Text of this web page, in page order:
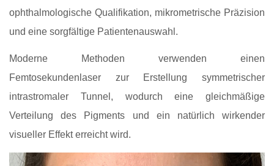
ophthalmologische Qualifikation, mikrometrische Präzision
und eine sorgfältige Patientenauswahl.
Moderne Methoden verwenden einen
Femtosekundenlaser zur Erstellung symmetrischer
intrastromaler Tunnel, wodurch eine gleichmäßige
Verteilung des Pigments und ein natürlich wirkender
visueller Effekt erreicht wird.